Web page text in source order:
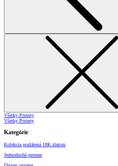
Všetky Prsteny
Všetky Prsteny
Kategórie
Kolekcia pozlátená 18K zlatom
Jednoduché prstene